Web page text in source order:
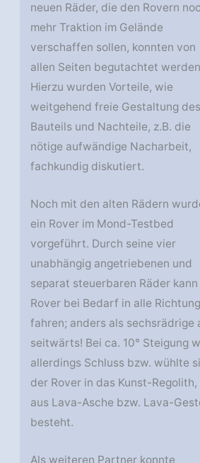
neuen Räder, die den Rovern
mehr Traktion im Gelände
verschaffen sollen, konnten von
allen Seiten begutachtet
Hierzu wurden Vorteile, wie
weitgehend freie Gestaltung des
Bauteils und Nachteile, z.B. die
nötige aufwändige Nacharbeit,
fachkundig diskutiert.
Noch mit den alten Rädern
ein Rover im Mond-Testbed
vorgeführt. Durch seine vier
unabhängig angetriebenen und
separat steuerbaren Räder
Rover bei Bedarf in alle
fahren; anders als sechsrädrige
seitwärts! Bei ca. 10° Steigung
allerdings Schluss bzw. wühlte
der Rover in das Kunst-Regolith,
aus Lava-Asche bzw. Lava-
besteht.
Als weiteren Partner konnte